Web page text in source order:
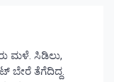
ಮಳೆ. ಸಿಡಿಲು,
ಬೇರೆ ತೆಗೆದಿದ್ದ.